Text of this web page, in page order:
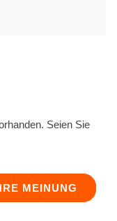
Seien Sie
MEINUNG